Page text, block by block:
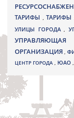
ТАРИФЫ , ТАРИФЫ
УЛИЦЫ ГОРОДА ,
ОРГАНИЗАЦИЯ,
ЦЕНТР ГОРОДА , ЮАО ,